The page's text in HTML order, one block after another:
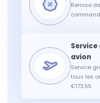
Remise
Service
tous les
€173.55